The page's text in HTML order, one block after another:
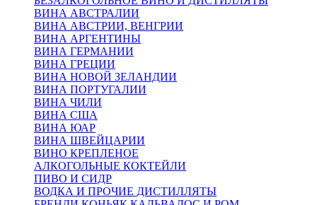
ВИНА АВСТРАЛИИ
ВИНА АВСТРИИ, ВЕНГРИИ
ВИНА АРГЕНТИНЫ
ВИНА ГЕРМАНИИ
ВИНА ГРЕЦИИ
ВИНА НОВОЙ ЗЕЛАНДИИ
ВИНА ПОРТУГАЛИИ
ВИНА ЧИЛИ
ВИНА США
ВИНА ЮАР
ВИНА ШВЕЙЦАРИИ
ВИНО КРЕПЛЕНОЕ
АЛКОГОЛЬНЫЕ КОКТЕЙЛИ
ПИВО И СИДР
ВОДКА И ПРОЧИЕ ДИСТИЛЛЯТЫ